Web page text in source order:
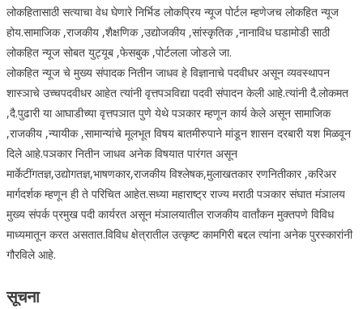
लोकहितासाठी सत्याचा वेध घेणारे निर्भिड लोकप्रिय न्यूज पोर्टल म्हणेजच लोकहित न्यूज
होय.सामाजिक ,राजकीय ,शैक्षणिक ,उद्योजकीय ,सांस्कृतिक ,नानाविध घडामोडी साठी
लोकहित न्यूज सोबत युट्यूब ,फेसबुक ,पोर्टलला जोडले जा.
लोकहित न्यूज चे मुख्य संपादक नितीन जाधव हे विज्ञानाचे पदवीधर असून व्यवस्थापन
शास्ञाचे उच्चपदवीधर आहेत त्यांनी वृत्तपञविद्या पदवी संपादन केली आहे.त्यांनी दै.लोकमत
,दै.पुढारी या आघाडीच्या वृत्तपञात पुणे येथे पञकार म्हणून कार्य केले असून सामाजिक
,राजकीय ,न्यायीक ,सामान्यांचे मूलभूत विषय बातमीरुपाने मांडून शासन दरबारी यश मिळवून
दिले आहे.पञकार नितीन जाधव अनेक विषयात पारंगत असून
मार्केटींगतज्ञ,उद्योगतज्ञ,भाषणकार,राजकीय विश्लेषक,मुलाखतकार रणनितीकार ,करिअर
मार्गदर्शक म्हणून ही ते परिचित आहेत.सध्या महाराष्ट्र राज्य मराठी पञकार संघात मंञालय
मुख्य संपर्क प्रमुख पदी कार्यरत असून मंञालयातील राजकीय वार्तांकन मुक्तपणे विविध
माध्यमातून करत असतात.विविध क्षेत्रातील उत्कृष्ट कामगिरी बद्दल त्यांना अनेक पुरस्कारांनी
गौरविले आहे.
सूचना